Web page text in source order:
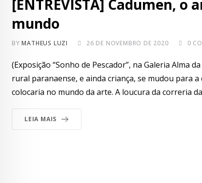
[ENTREVISTA] Cadumen,
mundo
BYMATHEUS LUZI 26 DE NOVEMBRO DE 2020 0
(Exposição “Sonho de Pescador”, na Galeria Alma
rural paranaense, e ainda criança, se mudou para
colocaria no mundo da arte. A loucura da correria
LEIA MAIS